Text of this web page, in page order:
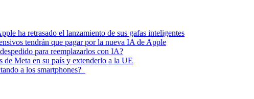
ha retrasado el lanzamiento de sus gafas inteligentes
tendrán que pagar por la nueva IA de Apple
para reemplazarlos con IA?
de Meta en su país y extenderlo a la UE
a los smartphones?